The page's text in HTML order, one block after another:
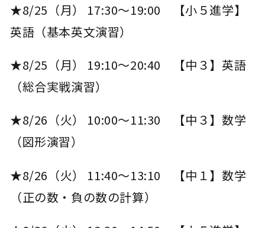
★8/25（月） 17:30～19:00 【小５進学】
英語（基本英文演習）
★8/25（月） 19:10～20:40 【中３】英語
（総合実戦演習）
★8/26（火） 10:00～11:30 【中３】数学
（図形演習）
★8/26（火） 11:40～13:10 【中１】数学
（正の数・負の数の計算）